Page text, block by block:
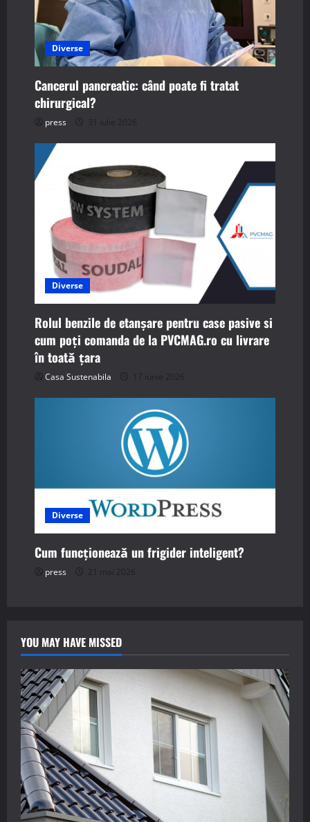
t
i
o
n
Diverse
Cancerul pancreatic: când poate fi tratat
chirurgical?
press 31 iulie 2026
Diverse
Rolul benzile de etanșare pentru case pasive si
cum poți comanda de la PVCMAG.ro cu livrare
în toată țara
Casa Sustenabila 17 iunie 2026
Diverse
Cum funcționează un frigider inteligent?
press 21 mai 2026
YOU MAY HAVE MISSED